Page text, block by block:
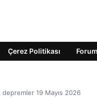
Çerez Politikası Forum
19 Mayıs 2026